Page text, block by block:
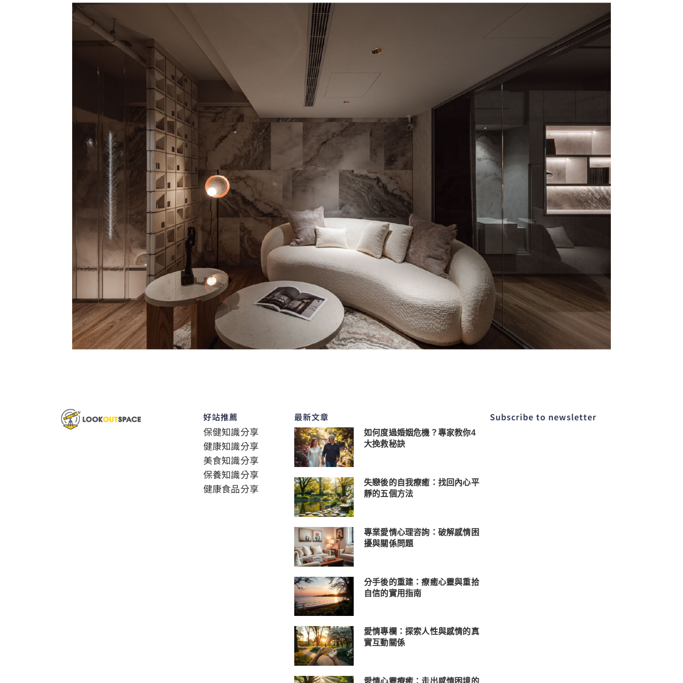
好站推薦
保健知識分享
健康知識分享
美食知識分享
保養知識分享
健康食品分享
最新文章
如何度過婚姻危機？專家教你4
大挽救秘訣
失戀後的自我療癒：找回內心平
靜的五個方法
專業愛情心理咨詢：破解感情困
擾與關係問題
分手後的重建：療癒心靈與重拾
自信的實用指南
愛情專欄：探索人性與感情的真
實互動關係
Subscribe to newsletter​